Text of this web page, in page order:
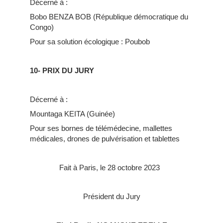
Décerné à :
Bobo BENZA BOB (République démocratique du
Congo)
Pour sa solution écologique : Poubob
10- PRIX DU JURY
Décerné à :
Mountaga KEITA (Guinée)
Pour ses bornes de télémédecine, mallettes
médicales, drones de pulvérisation et tablettes
Fait à Paris, le 28 octobre 2023
Président du Jury